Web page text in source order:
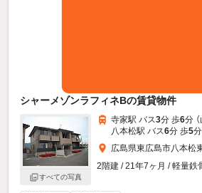
シャーメゾンラフィネBの賃貸物件
すべての写真
寺家駅 バス3分 歩6分
八本松駅 バス6分 歩5分
広島県東広島市八本松
2階建 / 21年7ヶ月 / 軽量鉄